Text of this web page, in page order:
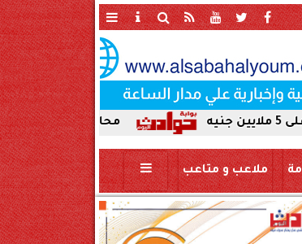
محافظ سوهاج يحيل واقعة ردم نهر
ملاعب و متاعب